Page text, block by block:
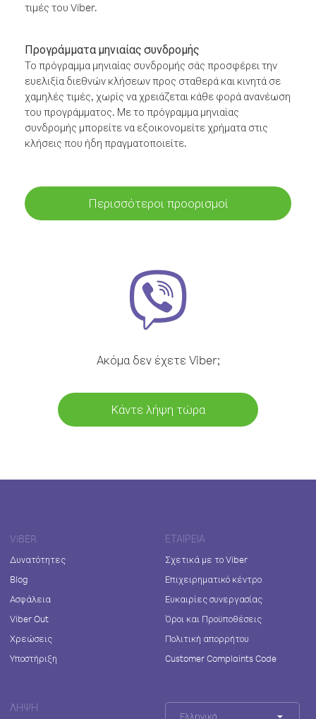
τιμές του Viber.
Προγράμματα μηνιαίας συνδρομής
Το πρόγραμμα μηνιαίας συνδρομής σάς προσφέρει την
ευελιξία διεθνών κλήσεων προς σταθερά και κινητά σε
χαμηλές τιμές, χωρίς να χρειάζεται κάθε φορά ανανέωση
του προγράμματος. Με το πρόγραμμα μηνιαίας
συνδρομής μπορείτε να εξοικονομείτε χρήματα στις
κλήσεις που ήδη πραγματοποιείτε.
Περισσότεροι προορισμοί
Ακόμα δεν έχετε Viber;
Κάντε λήψη τώρα
VIBER
Δυνατότητες
Blog
Ασφάλεια
Viber Out
Χρεώσεις
Υποστήριξη
ΕΤΑΙΡΕΊΑ
Σχετικά με το Viber
Επιχειρηματικό κέντρο
Ευκαιρίες συνεργασίας
Όροι και Προϋποθέσεις
Πολιτική απορρήτου
Customer Complaints Code
ΛΉΨΗ
Ελληνικά